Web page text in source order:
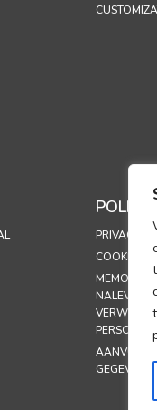
NALEVING
AANVULLING